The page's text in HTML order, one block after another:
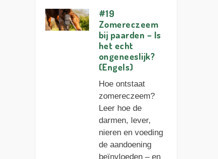
#19
Zomereczeem
bij paarden – Is
het echt
ongeneeslijk?
(Engels)
Hoe ontstaat
zomereczeem?
Leer hoe de
darmen, lever,
nieren en voeding
de aandoening
beïnvloeden – en